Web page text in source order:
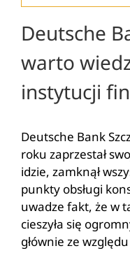
Deutsche
warto
instytucji
Deutsche Bank
roku zaprzestał
idzie, zamknął
punkty obsługi
uwadze fakt, że w
cieszyła się
głównie ze